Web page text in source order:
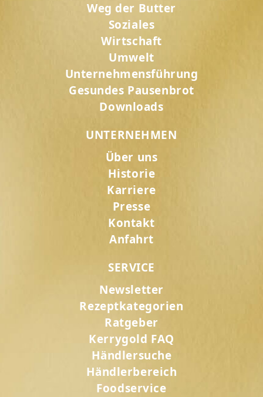
Weg der Butter
Soziales
Wirtschaft
Umwelt
Unternehmensführung
Gesundes Pausenbrot
Downloads
UNTERNEHMEN
Über uns
Historie
Karriere
Presse
Kontakt
Anfahrt
SERVICE
Newsletter
Rezeptkategorien
Ratgeber
Kerrygold FAQ
Händlersuche
Händlerbereich
Foodservice